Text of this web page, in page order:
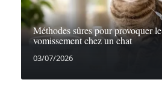
Méthodes sûres pour provoquer le
vomissement chez un chat
03/07/2026